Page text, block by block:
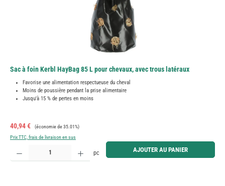
Sac à foin Kerbl HayBag 85 L pour chevaux, avec trous latéraux
Favorise une alimentation respectueuse du cheval
Moins de poussière pendant la prise alimentaire
Jusqu'à 15 % de pertes en moins
Prix de vente :
40,94 € Prix régulier :
(économie de 35.01%)
Prix TTC, frais de livraison en sus
Quantité de produit : Entrez la quantité souhaitée ou utilisez les boutons pour augmenter ou
pc AJOUTER AU PANIER